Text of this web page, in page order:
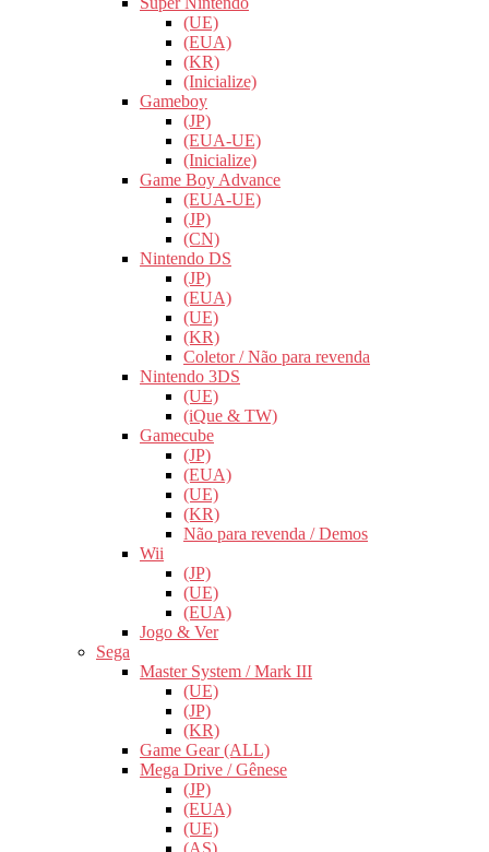
(UE)
(EUA)
(KR)
(Inicialize)
Gameboy
(JP)
(EUA-UE)
(Inicialize)
Game Boy Advance
(EUA-UE)
(JP)
(CN)
Nintendo DS
(JP)
(EUA)
(UE)
(KR)
Coletor / Não para revenda
Nintendo 3DS
(UE)
(iQue & TW)
Gamecube
(JP)
(EUA)
(UE)
(KR)
Não para revenda / Demos
Wii
(JP)
(UE)
(EUA)
Jogo & Ver
Sega
Master System / Mark III
(UE)
(JP)
(KR)
Game Gear (ALL)
Mega Drive / Gênese
(JP)
(EUA)
(UE)